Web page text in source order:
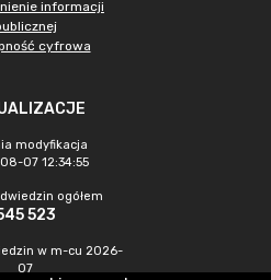
informacji
cyfrowa
modyfikacja
07 12:34:55
ogółem
523
w m-cu 2026-
07